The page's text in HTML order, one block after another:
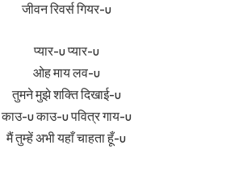
जीवन रिवर्स गियर-u
प्यार-u प्यार-u
ओह माय लव-u
तुमने मुझे शक्ति दिखाई-u
काउ-u काउ-u पवित्र गाय-u
मैं तुम्हें अभी यहाँ चाहता हूँ-u